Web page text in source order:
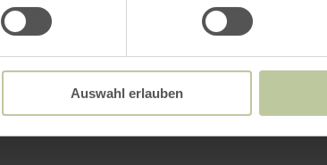
Auswahl erlauben